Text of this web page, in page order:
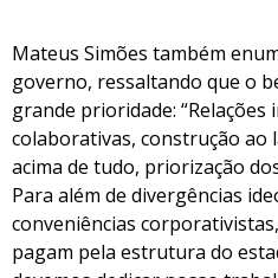
Mateus Simões também
governo, ressaltando que o
grande prioridade:
colaborativas, construção ao
acima de tudo, priorização
Para além de divergências
conveniências
pagam pela estrutura do